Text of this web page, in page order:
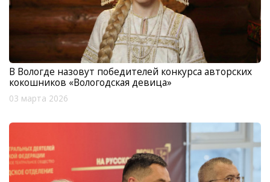
В Вологде назовут победителей конкурса авторских
кокошников «Вологодская девица»
03 марта 2026